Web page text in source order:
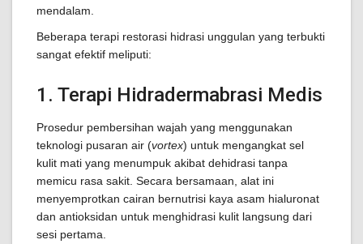
mendalam.
Beberapa terapi restorasi hidrasi unggulan yang terbukti
sangat efektif meliputi:
1. Terapi Hidradermabrasi Medis
Prosedur pembersihan wajah yang menggunakan
teknologi pusaran air (vortex) untuk mengangkat sel
kulit mati yang menumpuk akibat dehidrasi tanpa
memicu rasa sakit. Secara bersamaan, alat ini
menyemprotkan cairan bernutrisi kaya asam hialuronat
dan antioksidan untuk menghidrasi kulit langsung dari
sesi pertama.